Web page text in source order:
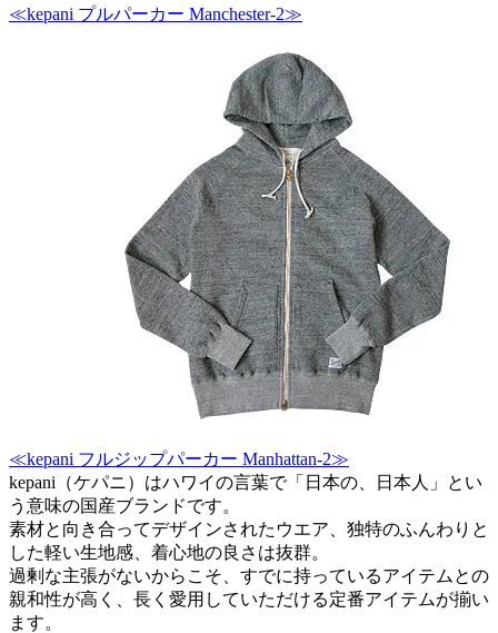
≪kepani プルパーカー Manchester-2≫
≪kepani フルジップパーカー Manhattan-2≫
kepani（ケパニ）はハワイの言葉で「日本の、日本人」とい
う意味の国産ブランドです。
素材と向き合ってデザインされたウエア、独特のふんわりと
した軽い生地感、着心地の良さは抜群。
過剰な主張がないからこそ、すでに持っているアイテムとの
親和性が高く、長く愛用していただける定番アイテムが揃い
ます。